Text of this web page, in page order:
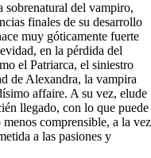
sobrenatural del vampiro,
finales de su desarrollo
muy góticamente fuerte
en la pérdida del
el Patriarca, el siniestro
de Alexandra, la vampira
affaire. A su vez, elude
llegado, con lo que puede
comprensible, a la vez
a las pasiones y